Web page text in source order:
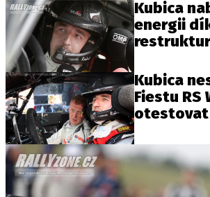
Kubica
energii
Kubica
Fiestu RS
otestovat